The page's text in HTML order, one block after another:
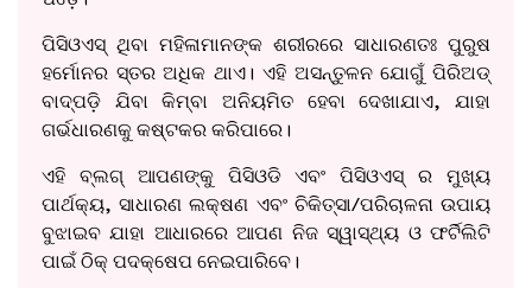
ପିସିଓଏସ୍ ଥିବା ମହିଳାମାନଙ୍କ ଶରୀରରେ ସାଧାରଣତଃ ପୁରୁଷ
ହର୍ମୋନର ସ୍ତର ଅଧିକ ଥାଏ। ଏହି ଅସନ୍ତୁଳନ ଯୋଗୁଁ ପିରିଅଡ୍
ବାଦ୍‌ପଡ଼ି ଯିବା କିମ୍ବା ଅନିୟମିତ ହେବା ଦେଖାଯାଏ, ଯାହା
ଗର୍ଭଧାରଣକୁ କଷ୍ଟକର କରିପାରେ।
ଏହି ବ୍ଲଗ୍ ଆପଣଙ୍କୁ ପିସିଓଡି ଏବଂ ପିସିଓଏସ୍ ର ମୁଖ୍ୟ
ପାର୍ଥକ୍ୟ, ସାଧାରଣ ଲକ୍ଷଣ ଏବଂ ଚିକିତ୍ସା/ପରିଚାଳନା ଉପାୟ
ବୁଝାଇବ ଯାହା ଆଧାରରେ ଆପଣ ନିଜ ସ୍ୱାସ୍ଥ୍ୟ ଓ ଫର୍ଟିଲିଟି
ପାଇଁ ଠିକ୍ ପଦକ୍ଷେପ ନେଇପାରିବେ।